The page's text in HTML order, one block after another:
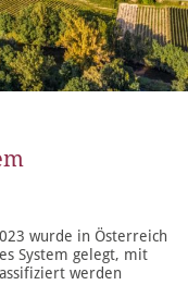
wurde in Österreich
System gelegt, mit
werden